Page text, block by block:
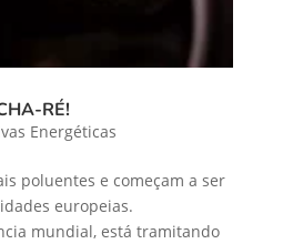
RÉ!
Energéticas
poluentes e começam a ser
europeias.
mundial, está tramitando